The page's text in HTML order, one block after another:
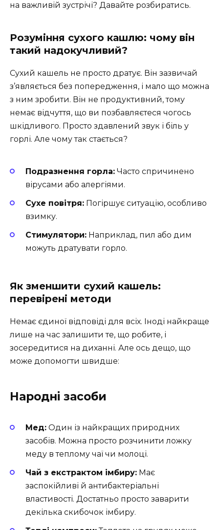
на важливій зустрічі? Давайте розбиратись.
Розуміння сухого кашлю: чому він
такий надокучливий?
Сухий кашель не просто дратує. Він зазвичай
з’являється без попередження, і мало що можна
з ним зробити. Він не продуктивний, тому
немає відчуття, що ви позбавляєтеся чогось
шкідливого. Просто здавлений звук і біль у
горлі. Але чому так стається?
Подразнення горла: Часто спричинено
вірусами або алергіями.
Сухе повітря: Погіршує ситуацію, особливо
взимку.
Стимулятори: Наприклад, пил або дим
можуть дратувати горло.
Як зменшити сухий кашель:
перевірені методи
Немає єдиної відповіді для всіх. Іноді найкраще
лише на час залишити те, що робите, і
зосередитися на диханні. Але ось дещо, що
може допомогти швидше:
Народні засоби
Мед: Один із найкращих природних
засобів. Можна просто розчинити ложку
меду в теплому чаї чи молоці.
Чай з екстрактом імбиру: Має
заспокійливі й антибактеріальні
властивості. Достатньо просто заварити
декілька скибочок імбиру.